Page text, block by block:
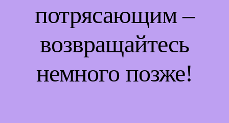
потрясающим –
возвращайтесь
немного позже!